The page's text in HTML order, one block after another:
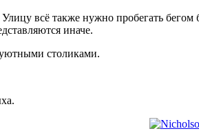
всё также нужно пробегать
иначе.
столиками.